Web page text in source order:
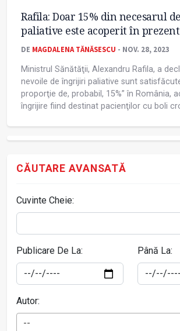
Rafila: Doar 15% din necesarul
paliative este acoperit în prezent
DE MAGDALENA TĂNĂSESCU - NOV. 28, 2023
Ministrul Sănătăţii, Alexandru Rafila, a
nevoile de îngrijiri paliative sunt
proporţie de, probabil, 15%” în România,
îngrijire fiind destinat pacienţilor cu boli
CĂUTARE AVANSATĂ
Cuvinte Cheie:
Publicare De La: Până La:
Autor:
--